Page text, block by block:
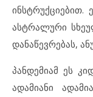
ინსტრუქციებით.
ასტრალური
დანაწევრებას,
პანდემიამ ეს
ადამიანი